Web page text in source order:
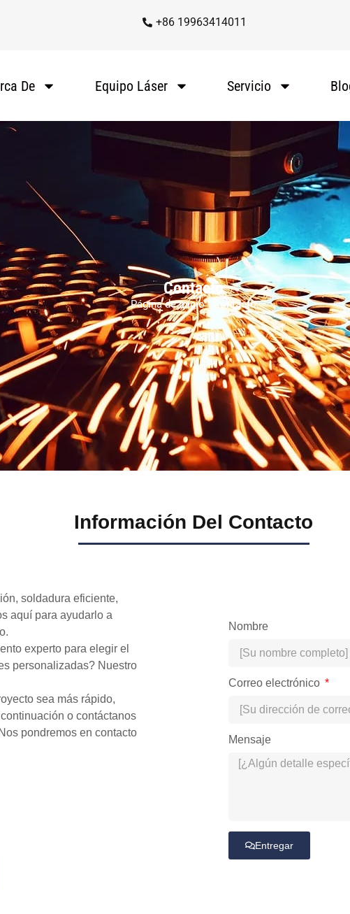
+86 19963414011
De Equipo Láser Servicio
Contacto
Página de inicio- Contacto
Información Del Contacto
soldadura eficiente,
aquí para ayudarlo a
experto para elegir el
personalizadas? Nuestro
sea más rápido,
o contáctanos
pondremos en contacto
Nombre
Correo electrónico
Mensaje
Entregar